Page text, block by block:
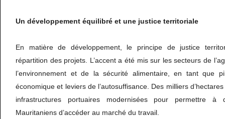
Un développement équilibré et une justice territoriale
En matière de développement, le principe de justice
répartition des projets. L’accent a été mis sur les secteurs de
l’environnement et de la sécurité alimentaire, en tant que
économique et leviers de l’autosuffisance. Des milliers
infrastructures portuaires modernisées pour permettre
Mauritaniens d’accéder au marché du travail.